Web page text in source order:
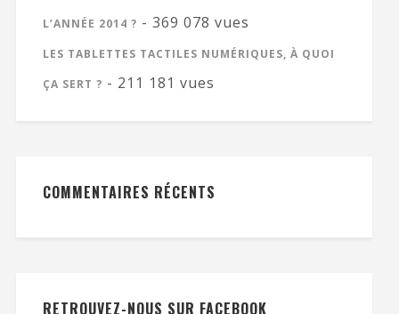
L’ANNÉE 2014 ? - 369 078 vues
LES TABLETTES TACTILES NUMÉRIQUES, À QUOI
ÇA SERT ? - 211 181 vues
COMMENTAIRES RÉCENTS
RETROUVEZ-NOUS SUR FACEBOOK